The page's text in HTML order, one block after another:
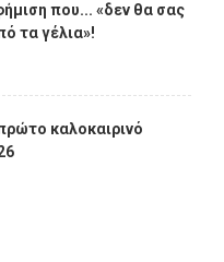
που... «δεν θα σας
τα γέλια»!
καλοκαιρινό